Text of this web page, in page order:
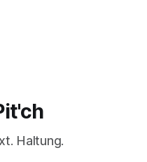
Haltung.